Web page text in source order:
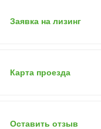
Заявка на лизинг
Карта проезда
Оставить отзыв